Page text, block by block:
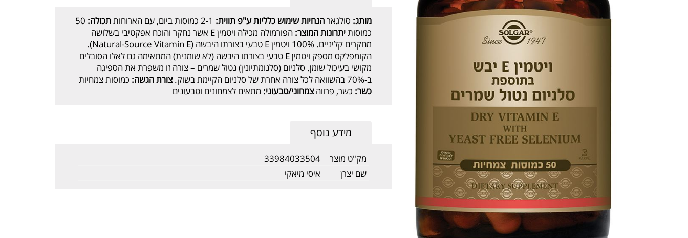
מותג: סולגארהנחיות שימוש כלליות ע"פ תווית: תכולה: 50
כמוסותיתרונות המוצר:
הפורמולה מכילה ויטמין E אשר נחקר והוכח אפקטיבי בשלושה
מחקרים קליניים. 100% ויטמין E טבעי בצורתו היבשה (Natural-Source Vitamin E).
הקומפלקס מספק ויטמין E טבעי בצורתו היבשה (לא שומנית) המתאימה גם לאלו הסובלים
מקושי בעיכול שומן. סלניום (סלנומתיונין) נטול שמרים – צורה זו משפרת את הספיגה
ב-70% בהשוואה לכל צורה אחרת של סלניום הקיימת בשוק.
צורת הגשה: כמוסות צמחיות
כשר: כשר, פרווהצמחוני/טבעוני: מתאים לצמחונים וטבעונים
מידע נוסף
מק"ט מוצר
33984033504
שם יצרן
איסי מיאקי